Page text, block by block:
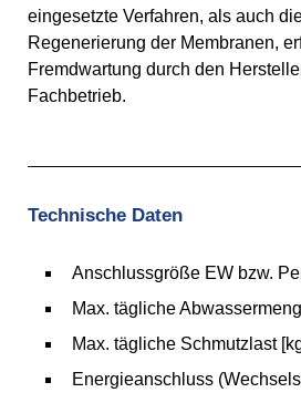
eingesetzte Verfahren, als auch
Regenerierung der Membranen,
Fremdwartung durch den
Fachbetrieb.
Technische Daten
Anschlussgröße EW bzw.
Max. tägliche
Max. tägliche Schmutzlast
Energieanschluss